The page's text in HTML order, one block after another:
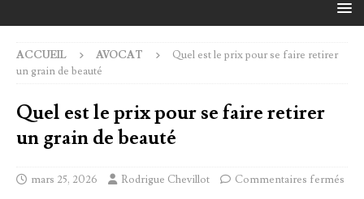
ACCUEIL AVOCAT
Quel est le prix pour se faire retirer
un grain de beauté
Quel est le prix pour se faire retirer
un grain de beauté
mars 25, 2026 Rodrigue Chevillot Commentaires fermés